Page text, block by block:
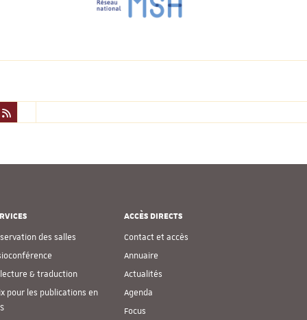
des salles
& traduction
pour les publications en
ACCÈS DIRECTS
Contact et accès
Annuaire
Actualités
Agenda
Focus